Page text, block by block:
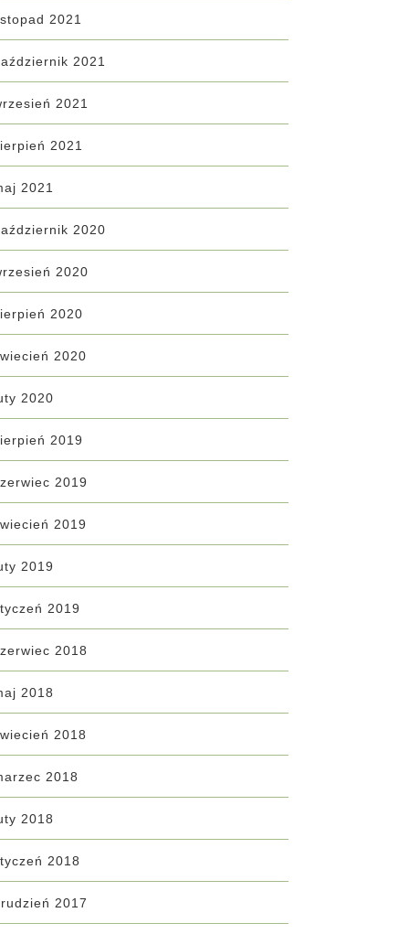
2021
2021
2021
2021
2021
2020
2020
2020
2020
2020
2019
2019
2019
2019
2019
2018
2018
2018
2018
2018
2018
2017